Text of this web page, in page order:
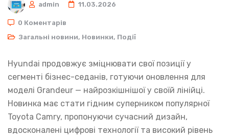
admin 11.03.2026
0 Коментарів
Загальні новини, Новинки, Події
Hyundai продовжує зміцнювати свої позиції у
сегменті бізнес-седанів, готуючи оновлення для
моделі Grandeur — найрозкішнішої у своїй лінійці.
Новинка має стати гідним суперником популярної
Toyota Camry, пропонуючи сучасний дизайн,
вдосконалені цифрові технології та високий рівень